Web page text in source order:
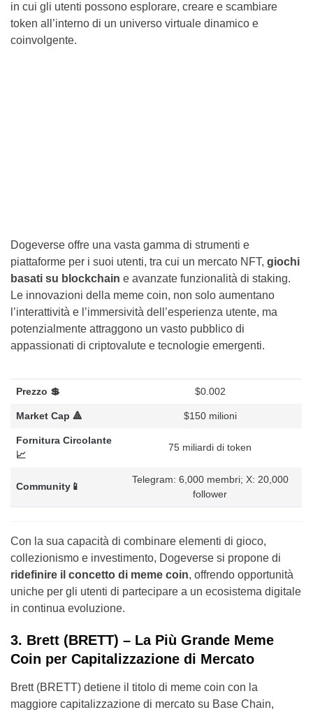
in cui gli utenti possono esplorare, creare e scambiare
token all’interno di un universo virtuale dinamico e
coinvolgente.
Dogeverse offre una vasta gamma di strumenti e
piattaforme per i suoi utenti, tra cui un mercato NFT, giochi
basati su blockchain e avanzate funzionalità di staking.
Le innovazioni della meme coin, non solo aumentano
l’interattività e l’immersività dell’esperienza utente, ma
potenzialmente attraggono un vasto pubblico di
appassionati di criptovalute e tecnologie emergenti.
Prezzo 💲 $0.002
Market Cap 🔺 $150 milioni
Fornitura Circolante
📈
75 miliardi di token
Community📱
Telegram: 6,000 membri; X: 20,000
follower
Con la sua capacità di combinare elementi di gioco,
collezionismo e investimento, Dogeverse si propone di
ridefinire il concetto di meme coin, offrendo opportunità
uniche per gli utenti di partecipare a un ecosistema digitale
in continua evoluzione.
3. Brett (BRETT) – La Più Grande Meme
Coin per Capitalizzazione di Mercato
Brett (BRETT) detiene il titolo di meme coin con la
maggiore capitalizzazione di mercato su Base Chain,